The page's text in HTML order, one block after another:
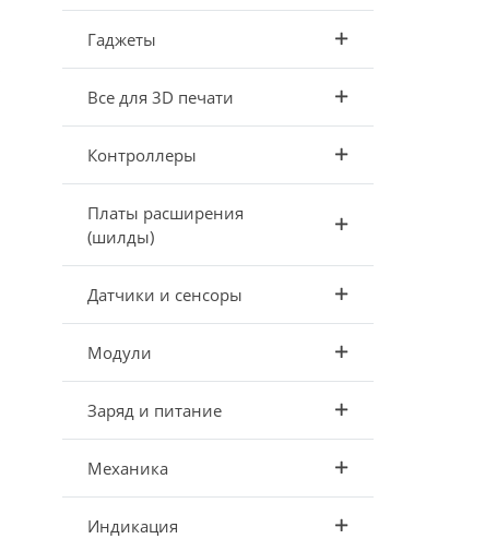
Гаджеты
Все для 3D печати
Контроллеры
Платы расширения
(шилды)
Датчики и сенсоры
Модули
Заряд и питание
Механика
Индикация